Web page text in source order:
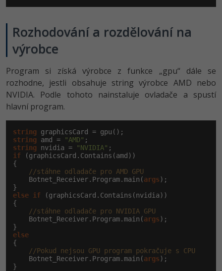
Rozhodování a rozdělování na
výrobce
Program si získá výrobce z funkce „gpu“ dále se
rozhodne, jestli obsahuje string výrobce AMD nebo
NVIDIA. Podle tohoto nainstaluje ovladače a spustí
hlavní program.
string
string amd = "AMD"
string nvidia = "NVIDIA"
if (graphicsCard.Contains(amd))
{
//stáhne odladače pro AMD GPU
    Botnet_Receiver.Program.main(
args);
else if (graphicsCard.Contains(nvidia))
{
//stáhne odladače pro NVIDIA GPU
    Botnet_Receiver.Program.main(
args);
else
{
//Pokud nejsou GPU program pokračuje s CPU
    Botnet_Receiver.Program.main(
args);
}